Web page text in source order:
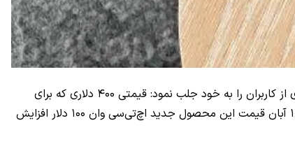
را، که شباهت بسیاری به گوشی آیفون دارد، معرفی کرد، یکی از خصوصیت‌های این مدل توجه بسیاری از کاربران را به خود جلب نمود: قیمتی ۴۰۰ دلاری که برای
چنین مدلی بسیار وسوسه‌کننده است. اما شاید از این نکته بی‌خبر باشید: ۴۰۰ دلار به‌نوعی قیمت تخفیف‌خورده این مدل است و پس از روز ۱۶ آبان قیمت این محصول جدید اچ‌تی‌سی وان ۱۰۰ دلار افزایش